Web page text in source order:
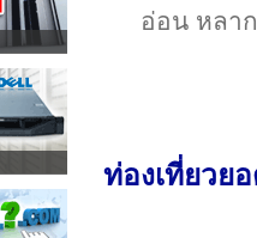
อ่อน หลา
ท่องเที่ยวย